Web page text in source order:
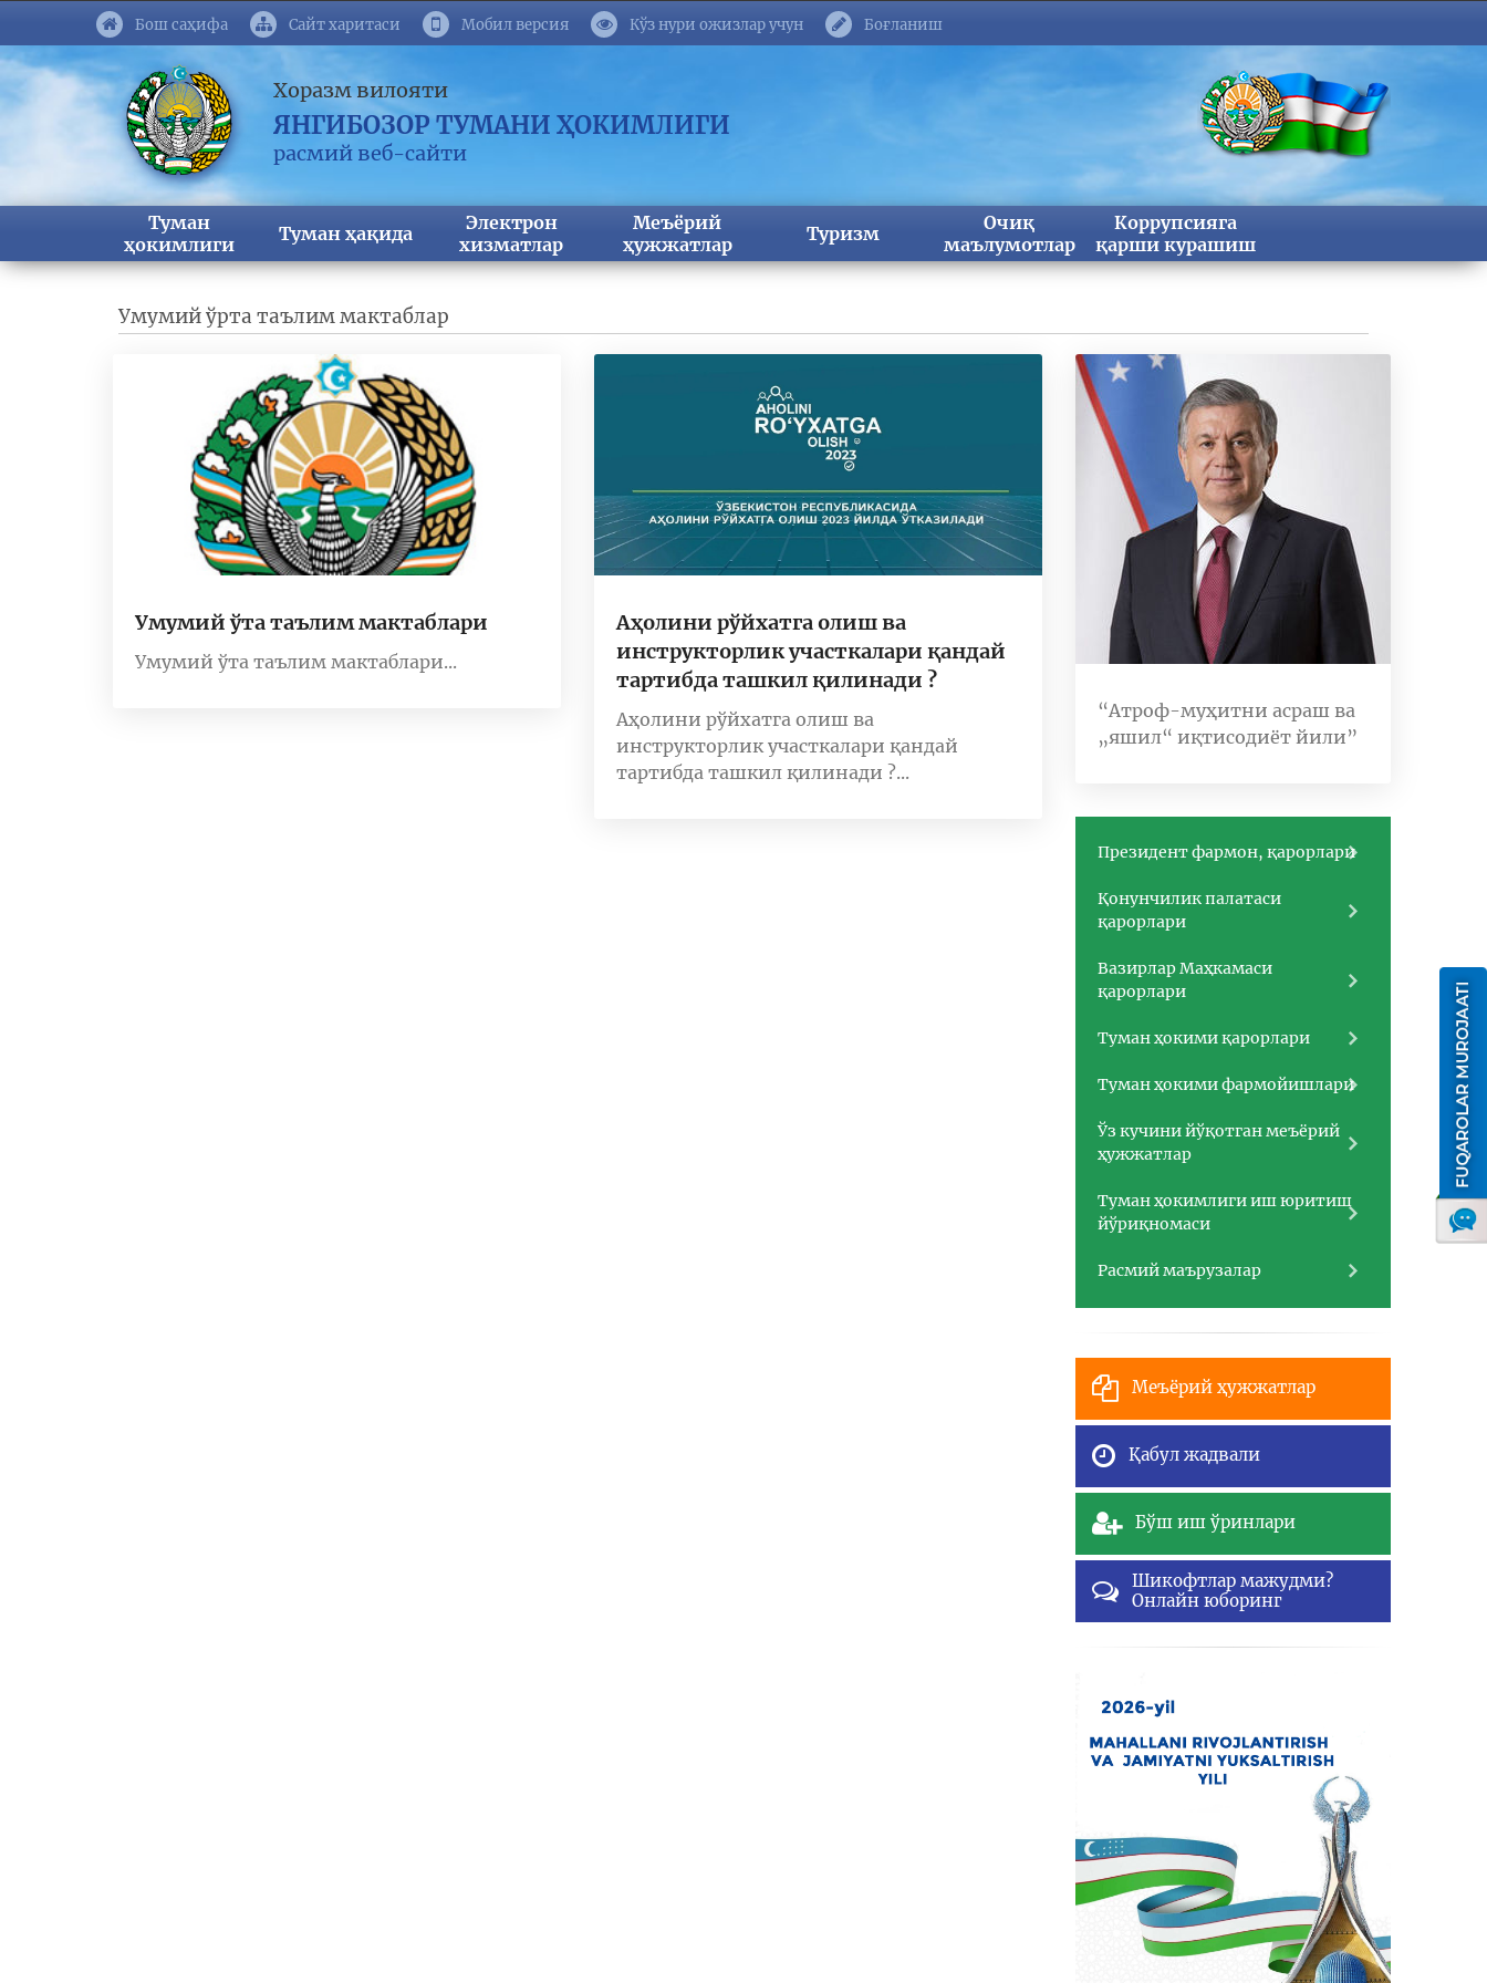
Бош саҳифа Сайт харитаси Мобил версия Кўз нури ожизлар учун Боғланиш
Хоразм вилояти
ЯНГИБОЗОР ТУМАНИ ҲОКИМЛИГИ
расмий веб-сайти
Туман
ҳокимлиги
Туман ҳақида
Электрон
хизматлар
Меъёрий
ҳужжатлар
Туризм
Очиқ
маълумотлар
Коррупсияга
қарши курашиш
Умумий ўрта таълим мактаблар
Умумий ўта таълим мактаблари
Умумий ўта таълим мактаблари...
Аҳолини рўйхатга олиш ва
инструкторлик участкалари қандай
тартибда ташкил қилинади ?
Аҳолини рўйхатга олиш ва
инструкторлик участкалари қандай
тартибда ташкил қилинади ?...
“Атроф-муҳитни асраш ва
„яшил“ иқтисодиёт йили”
Президент фармон, қарорлари
Қонунчилик палатаси
қарорлари
Вазирлар Маҳкамаси
қарорлари
Туман ҳокими қарорлари
Туман ҳокими фармойишлари
Ўз кучини йўқотган меъёрий
ҳужжатлар
Туман ҳокимлиги иш юритиш
йўриқномаси
Расмий маърузалар
Меъёрий ҳужжатлар
Қабул жадвали
Бўш иш ўринлари
Шикофтлар мажудми?
Онлайн юборинг